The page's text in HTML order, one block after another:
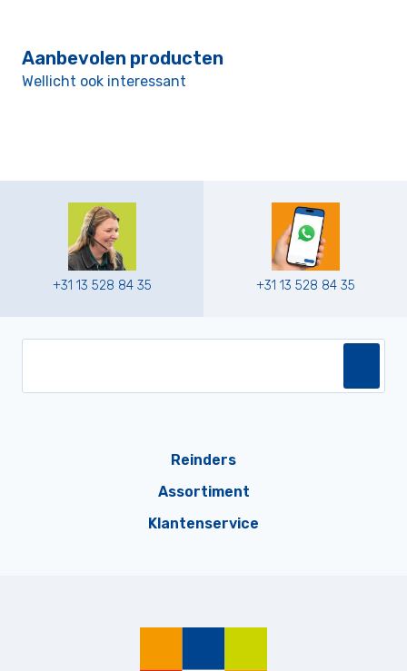
Aanbevolen producten
Wellicht ook interessant
+31 13 528 84 35 +31 13 528 84 35
Reinders
Assortiment
Klantenservice